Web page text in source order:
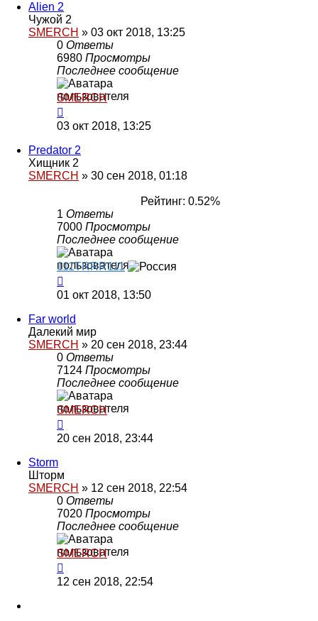
Alien 2
Чужой 2
SMERCH » 03 окт 2018, 13:25
0 Ответы
6980 Просмотры
Последнее сообщение
SMERCH
03 окт 2018, 13:25
Predator 2
Хищник 2
SMERCH » 30 сен 2018, 01:18
Рейтинг: 0.52%
1 Ответы
7000 Просмотры
Последнее сообщение
111TRRR111
01 окт 2018, 13:50
Far world
Далекий мир
SMERCH » 20 сен 2018, 23:44
0 Ответы
7124 Просмотры
Последнее сообщение
SMERCH
20 сен 2018, 23:44
Storm
Шторм
SMERCH » 12 сен 2018, 22:54
0 Ответы
7020 Просмотры
Последнее сообщение
SMERCH
12 сен 2018, 22:54